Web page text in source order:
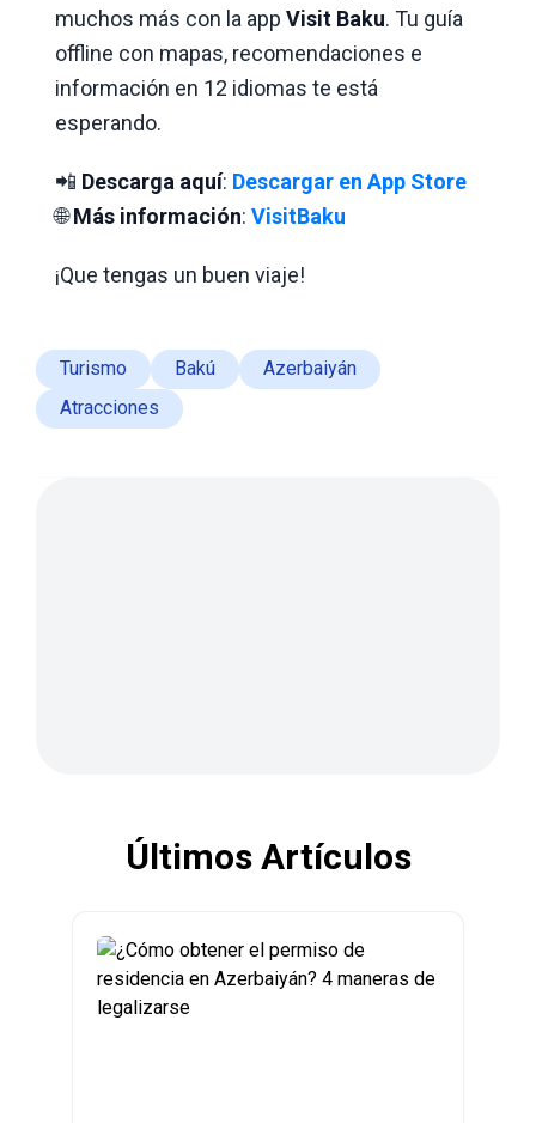
muchos más con la app Visit Baku. Tu guía
offline con mapas, recomendaciones e
información en 12 idiomas te está
esperando.
📲 Descarga aquí: Descargar en App Store
🌐Más información: VisitBaku
¡Que tengas un buen viaje!
Turismo Bakú
Azerbaiyán
Atracciones
Últimos Artículos